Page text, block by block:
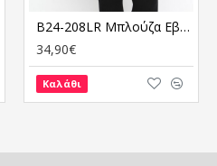
B24-208LR Μπλούζα Εβαζέ με Στάμπα
34,90€
Καλάθι